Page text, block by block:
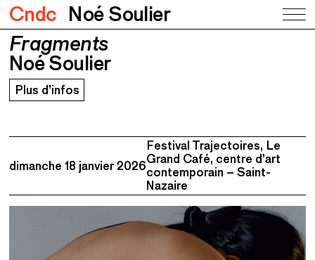
Cndc Noé Soulier
Fragments
Noé Soulier
Fragments
Noé Soulier
Plus d’infos
dimanche 18 janvier 2026
Festival Trajectoires, Le
Grand Café, centre d’art
contemporain – Saint-
Nazaire